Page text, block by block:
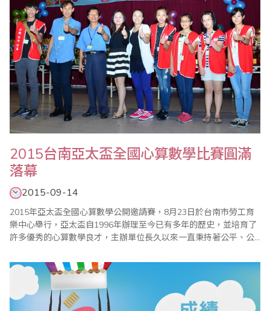
2015台南亞太盃全國心算數學比賽圓滿
落幕
2015-09-14
2015年亞太盃全國心算數學公開邀請賽，8月23日於台南市勞工育
樂中心舉行，亞太盃自1996年辦理至今已有多年的歷史，並培育了
許多優秀的心算數學良才，主辦單位長久以來一直秉持著公平、公
定。 今年亞太盃邀請全國總計七百多位選手參賽，為鼓勵小朋友,今
年特別提高錄取率外,除前四名選手獲頒獎盃、獎狀外, 各組榮獲前十
位選手獲頒台南市政府教育局..